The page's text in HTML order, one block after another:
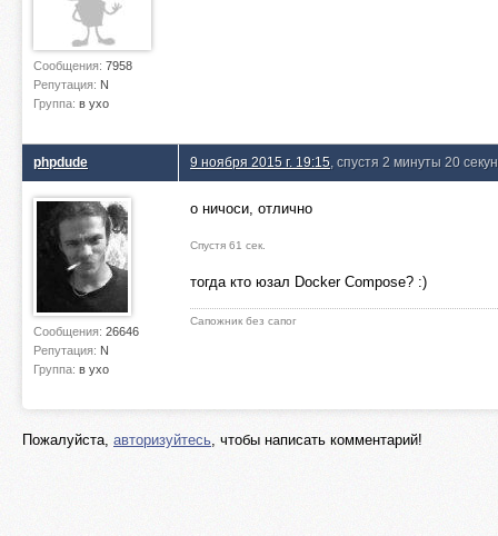
Сообщения: 7958
Репутация: N
Группа: в ухо
phpdude
Сообщения: 26646
Репутация: N
Группа: в ухо
9 ноября 2015 г. 19:15 , спустя 2 минуты 20
о ничоси, отлично
Спустя 61 сек.
тогда кто юзал Docker Compose? :)
Сапожник без сапог
Пожалуйста, авторизуйтесь, чтобы написать комментарий!